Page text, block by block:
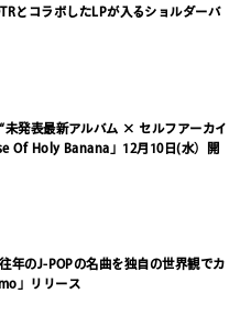
とコラボしたLPが入るショルダーバ
発表最新アルバム × セルフアーカイ
Of Holy Banana」12月10日(水）開
年のJ-POPの名曲を独自の世界観でカ
」リリース